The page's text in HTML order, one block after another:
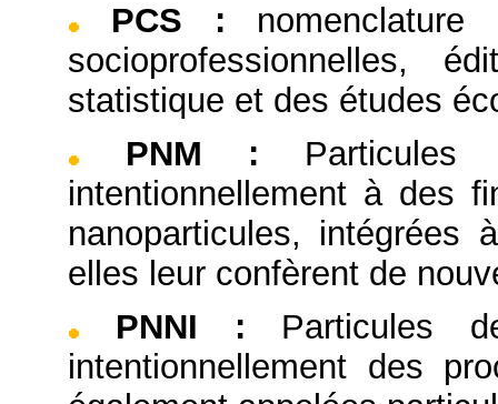
PCS :
socioprofessionnelles,
statistique et des études
PNM :
intentionnellement à des
nanoparticules, intégrées
elles leur confèrent de
PNNI :
Particules
intentionnellement des